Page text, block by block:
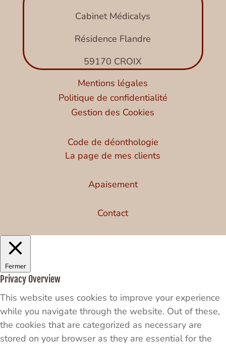
Cabinet Médicalys
Résidence Flandre
59170 CROIX
Mentions légales
Politique de confidentialité
Gestion des Cookies
Code de déonthologie
La page de mes clients
Apaisement
Contact
Fermer
Privacy Overview
This website uses cookies to improve your experience
while you navigate through the website. Out of these,
the cookies that are categorized as necessary are
stored on your browser as they are essential for the